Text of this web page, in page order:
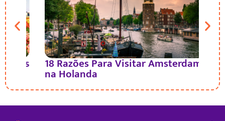
18 Razões Para Visitar Amsterdam
na Holanda